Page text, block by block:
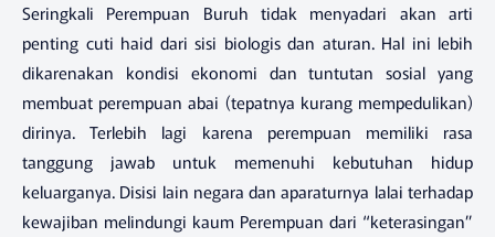
Seringkali Perempuan Buruh tidak menyadari akan arti
penting cuti haid dari sisi biologis dan aturan. Hal ini lebih
dikarenakan kondisi ekonomi dan tuntutan sosial yang
membuat perempuan abai (tepatnya kurang mempedulikan)
dirinya. Terlebih lagi karena perempuan memiliki rasa
tanggung jawab untuk memenuhi kebutuhan hidup
keluarganya. Disisi lain negara dan aparaturnya lalai terhadap
kewajiban melindungi kaum Perempuan dari “keterasingan”